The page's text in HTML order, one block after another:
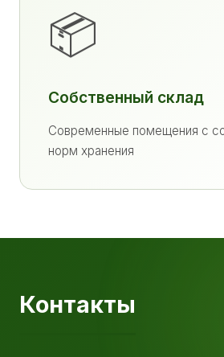
📦
Собственный склад
Современные помещения с
норм хранения
Контакты